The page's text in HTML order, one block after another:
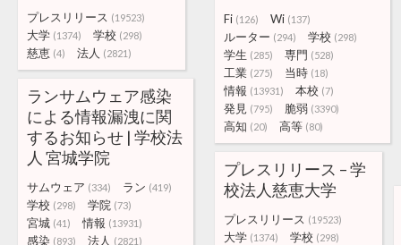
Fi (126) Wi (137)
ルーター (294) 学校 (298)
学生 (285) 専門 (528)
工業 (275) 当時 (18)
情報 (13931) 本校 (7)
発見 (795) 脆弱 (3390)
高知 (20) 高等 (80)
プレスリリース (19523)
大学 (1374) 学校 (298)
慈恵 (4) 法人 (2821)
ランサムウェア感染
による情報漏洩に関
するお知らせ | 学校法
人 宮城学院
サムウェア (334) ラン (419)
学校 (298) 学院 (73)
宮城 (41) 情報 (13931)
感染 (893) 法人 (2821)
プレスリリース – 学
校法人慈恵大学
プレスリリース (19523)
大学 (1374) 学校 (298)